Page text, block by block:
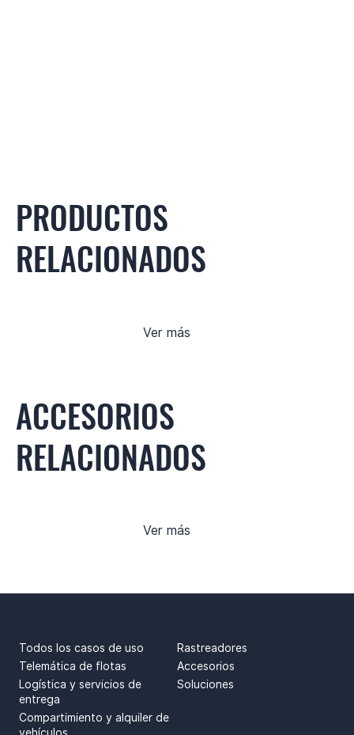
PRODUCTOS
RELACIONADOS
Ver más
ACCESORIOS
RELACIONADOS
Ver más
Todos los casos de uso
Telemática de flotas
Logística y servicios de
entrega
Compartimiento y alquiler de
Rastreadores
Accesorios
Soluciones